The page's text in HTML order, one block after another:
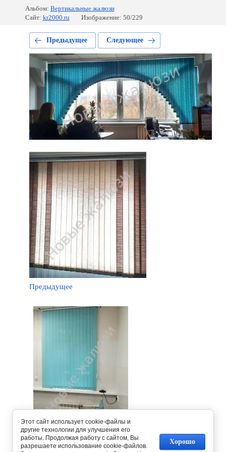
Альбом: Вертикальные жалюзи
Сайт: kr2000.ru Изображение: 50/229
Предыдущее Следующее
Предыдущее
Следующее
Этот сайт использует cookie-файлы и
другие технологии для улучшения его
работы. Продолжая работу с сайтом, Вы
разрешаете использование cookie-файлов.
Хорошо